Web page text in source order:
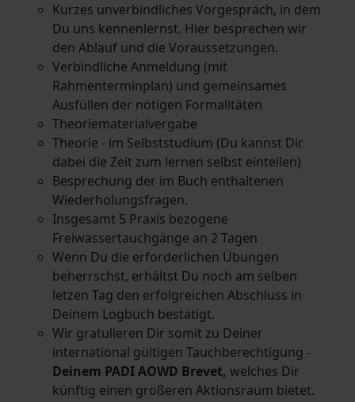
Kurzes unverbindliches Vorgespräch, in dem
Du uns kennenlernst. Hier besprechen wir
den Ablauf und die Voraussetzungen.
Verbindliche Anmeldung (mit
Rahmenterminplan) und gemeinsames
Ausfüllen der nötigen Formalitäten
Theoriematerialvergabe
Theorie - im Selbststudium (Du kannst Dir
dabei die Zeit zum lernen selbst einteilen)
Besprechung der im Buch enthaltenen
Wiederholungsfragen.
Insgesamt 5 Praxis bezogene
Freiwassertauchgänge an 2 Tagen
Wenn Du die erforderlichen Übungen
beherrschst, erhältst Du noch am selben
letzen Tag den erfolgreichen Abschluss in
Deinem Logbuch bestätigt.
Wir gratulieren Dir somit zu Deiner
international gültigen Tauchberechtigung -
Deinem PADI AOWD Brevet, welches Dir
künftig einen größeren Aktionsraum bietet.